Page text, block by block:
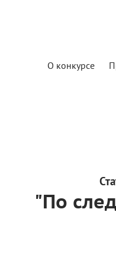
О конкурсе
"По